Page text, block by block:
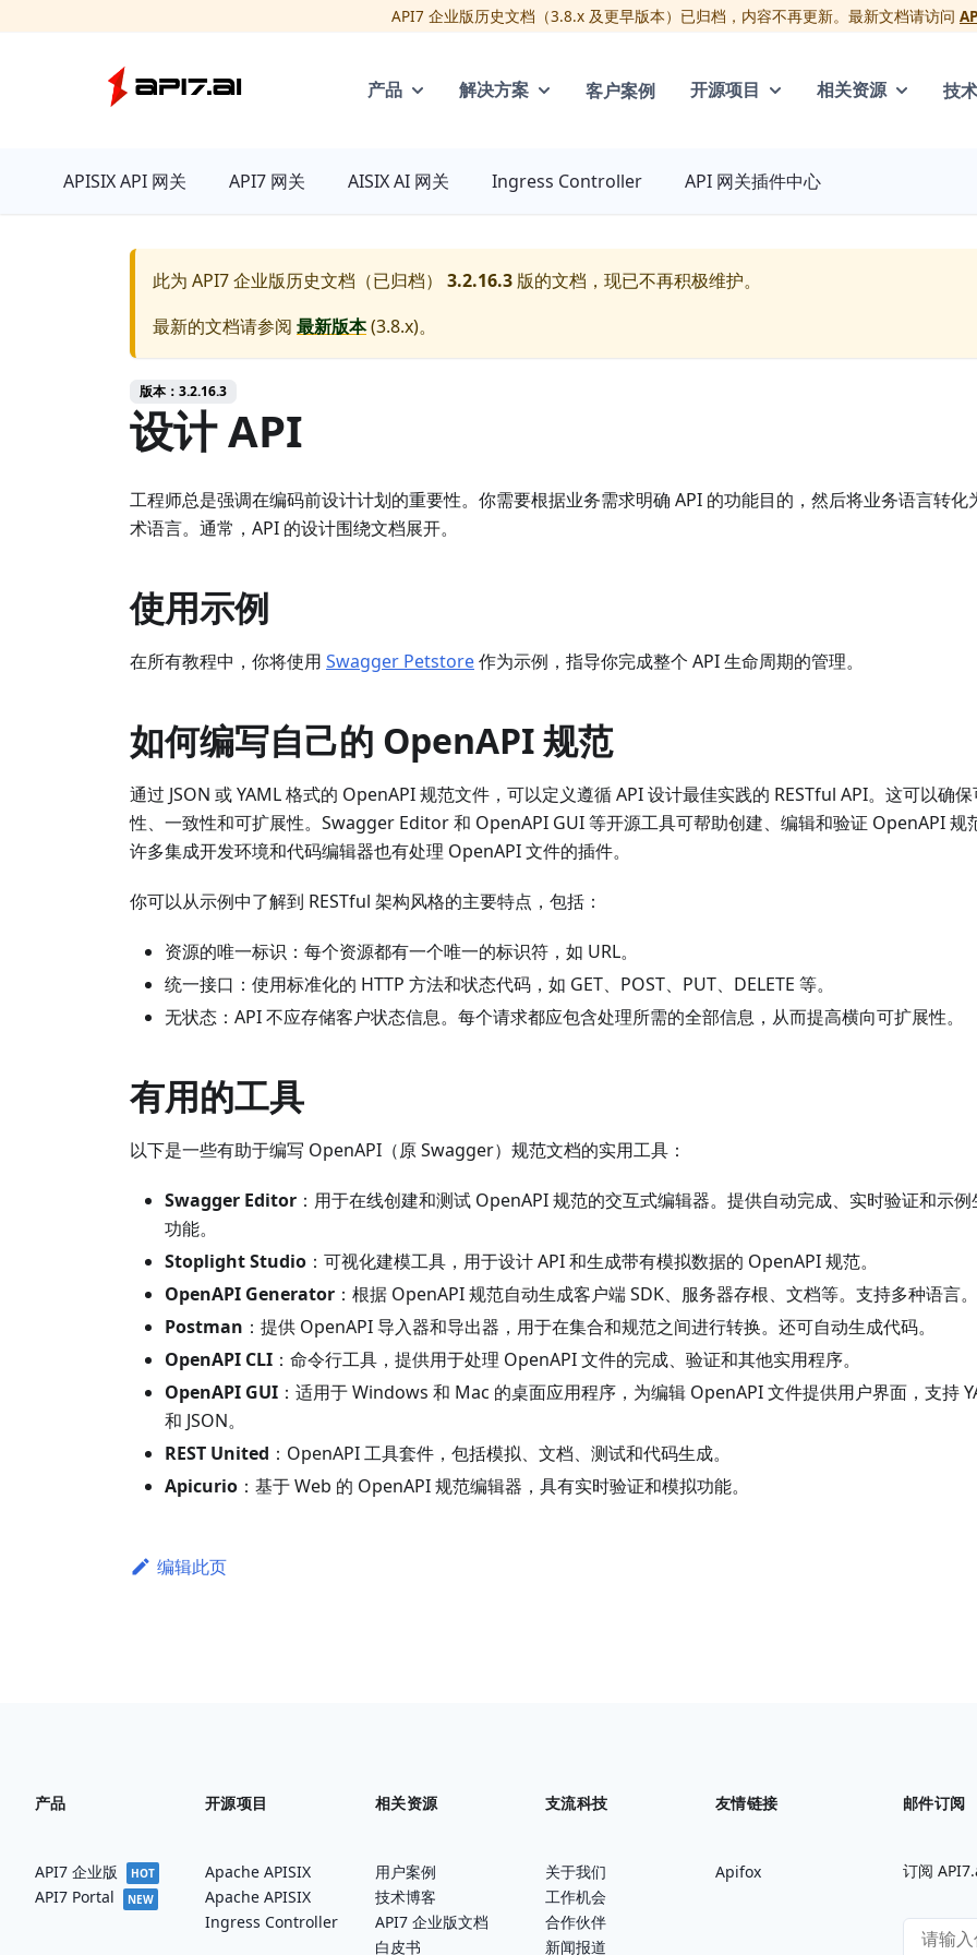
API7 企业版历史文档（3.8.x 及更早版本）已归档，内容不再更新。最新文档请访问
产品 解决方案 客户案例 开源项目 相关资源 技
APISIX API 网关 API7 网关 AISIX AI 网关 Ingress Controller API 网关插件中心
此为 API7 企业版历史文档（已归档） 3.2.16.3 版的文档，现已不再积极维护。
最新的文档请参阅 最新版本(3.8.x)。
版本：3.2.16.3
设计 API
工程师总是强调在编码前设计计划的重要性。你需要根据业务需求明确 API 的功能目的，然后将业务语言转化
术语言。通常，API 的设计围绕文档展开。
使用示例
在所有教程中，你将使用 Swagger Petstore作为示例，指导你完成整个 API 生命周期的管理。
如何编写自己的 OpenAPI 规范
通过 JSON 或 YAML 格式的 OpenAPI 规范文件，可以定义遵循 API 设计最佳实践的 RESTful API。这可以确
性、一致性和可扩展性。Swagger Editor 和 OpenAPI GUI 等开源工具可帮助创建、编辑和验证 OpenAPI 规范
许多集成开发环境和代码编辑器也有处理 OpenAPI 文件的插件。
你可以从示例中了解到 RESTful 架构风格的主要特点，包括：
资源的唯一标识：每个资源都有一个唯一的标识符，如 URL。
统一接口：使用标准化的 HTTP 方法和状态代码，如 GET、POST、PUT、DELETE 等。
无状态：API 不应存储客户状态信息。每个请求都应包含处理所需的全部信息，从而提高横向可扩展性。
有用的工具
以下是一些有助于编写 OpenAPI（原 Swagger）规范文档的实用工具：
Swagger Editor ：用于在线创建和测试 OpenAPI 规范的交互式编辑器。提供自动完成、实时验证和示例
功能。
Stoplight Studio ：可视化建模工具，用于设计 API 和生成带有模拟数据的 OpenAPI 规范。
OpenAPI Generator ：根据 OpenAPI 规范自动生成客户端 SDK、服务器存根、文档等。支持多种语言。
Postman ：提供 OpenAPI 导入器和导出器，用于在集合和规范之间进行转换。还可自动生成代码。
OpenAPI CLI ：命令行工具，提供用于处理 OpenAPI 文件的完成、验证和其他实用程序。
OpenAPI GUI ：适用于 Windows 和 Mac 的桌面应用程序，为编辑 OpenAPI 文件提供用户界面，支持
和 JSON。
REST United ：OpenAPI 工具套件，包括模拟、文档、测试和代码生成。
Apicurio ：基于 Web 的 OpenAPI 规范编辑器，具有实时验证和模拟功能。
编辑此页
产品
API7 企业版 HOT
API7 Portal NEW
开源项目
Apache APISIX
Apache APISIX
Ingress Controller
相关资源
用户案例
技术博客
API7 企业版文档
白皮书
支流科技
关于我们
工作机会
合作伙伴
新闻报道
友情链接
Apifox
邮件订阅
订阅